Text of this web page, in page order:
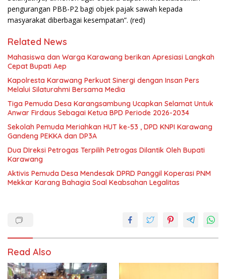
pengurangan PBB-P2 bagi objek pajak sawah kepada
masyarakat diberbagai kesempatan”. (red)
Related News
Mahasiswa dan Warga Karawang berikan Apresiasi Langkah
Cepat Bupati Aep
Kapolresta Karawang Perkuat Sinergi dengan Insan Pers
Melalui Silaturahmi Bersama Media
Tiga Pemuda Desa Karangsambung Ucapkan Selamat Untuk
Anwar Firdaus Sebagai Ketua BPD Periode 2026-2034
Sekolah Pemuda Meriahkan HUT ke-53 , DPD KNPI Karawang
Gandeng PEKKA dan DP3A
Dua DIreksi Petrogas Terpilih Petrogas Dilantik Oleh Bupati
Karawang
Aktivis Pemuda Desa Mendesak DPRD Panggil Koperasi PNM
Mekkar Karang Bahagia Soal Keabsahan Legalitas
Read Also